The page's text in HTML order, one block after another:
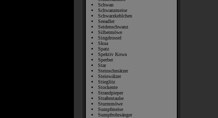
Schwan
Schwanzmeise
Schwarzkehlchen
Seeadler
Seidenschwanz
Silbermöwe
Singdrossel
Skua
Spatz
Spektiv Kowa
Sperber
Star
Steinschmätzer
Steinwälzer
Stieglitz
Stockente
Strandpieper
Straßentaube
Sturmmöwe
Sumpfmeise
Sumpfrohrsänger